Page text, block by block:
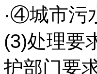
·④城市污
(3)处理要
护部门要求